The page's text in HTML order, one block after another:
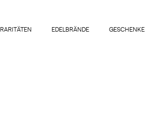
RARITÄTEN EDELBRÄNDE GESCHENKE